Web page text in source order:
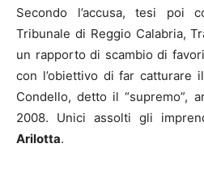
Secondo l’accusa, tesi poi
Tribunale di Reggio Calabria,
un rapporto di scambio di
con l’obiettivo di far catturare
Condello, detto il “supremo”,
2008. Unici assolti gli
Arilotta.